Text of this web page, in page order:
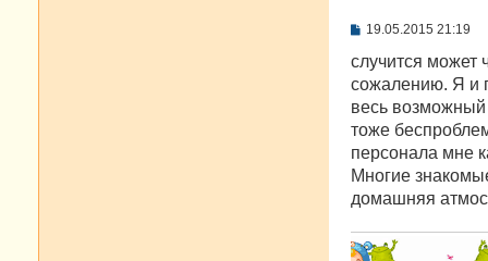
С
о
щ
е
и
е
19.05.2015 21:19
случится может
сожалению. Я и
весь
тоже
персонала мне
Многие
домашняя